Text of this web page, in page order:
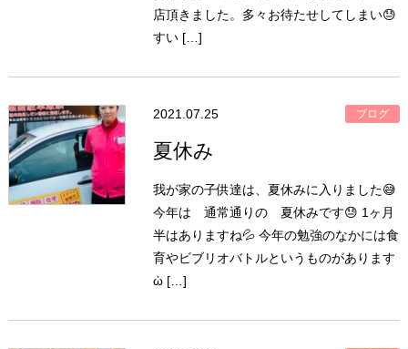
店頂きました。多々お待たせしてしまい😓
すい […]
2021.07.25 ブログ
夏休み
我が家の子供達は、夏休みに入りました😅
今年は 通常通りの 夏休みです😓 1ヶ月
半はありますね💦 今年の勉強のなかには食
育やビブリオバトルというものがあります
ὠ […]